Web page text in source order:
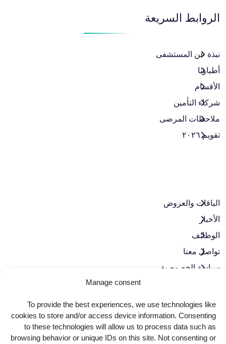
Manage consent
To provide the best experiences, we use technologies like
cookies to store and/or access device information. Consenting
to these technologies will allow us to process data such as
browsing behavior or unique IDs on this site. Not consenting or
الروابط السريعة
نبذة عن المستشفى
أطباؤنا
الأقسام
شركاء التأمين
ملاحظات المرضى
تقويم ٢٠٢٦
الباقات والعروض​
الأخبار
الوظائف
تواصل معنا
سياسة الخصوصية
حمّل تطبيقنا